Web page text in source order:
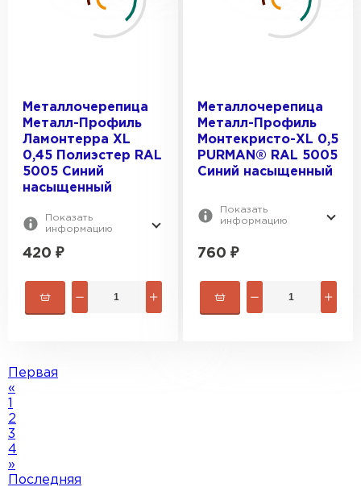
Металлочерепица
Металл-Профиль
Ламонтерра XL
0,45 Полиэстер RAL
5005 Синий
насыщенный
Показать
информацию
420 ₽
Металлочерепица
Металл-Профиль
Монтекристо-XL 0,5
PURMAN® RAL 5005
Синий насыщенный
Показать
информацию
760 ₽
Первая
«
2
3
4
»
Последняя